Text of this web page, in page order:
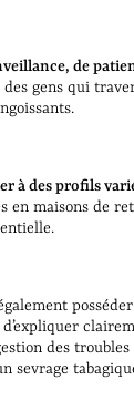
de
des gens qui
à des profils
en maisons de
des
sevrage